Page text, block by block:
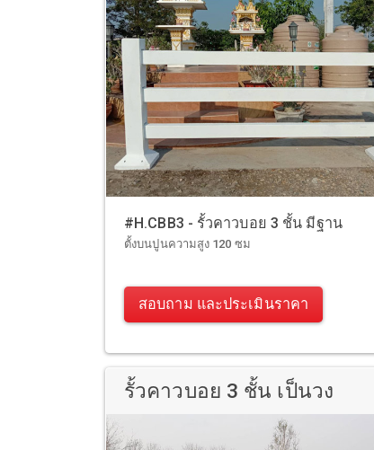
#H.CBB3 - รั้วคาวบอย 3 ชั้น มีฐาน
ตั้งบนปูนความสูง 120 ซม
สอบถาม และประเมินราคา
รั้วคาวบอย 3 ชั้น เป็นวง